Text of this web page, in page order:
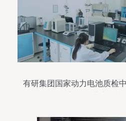
有研集团国家动力电池质检